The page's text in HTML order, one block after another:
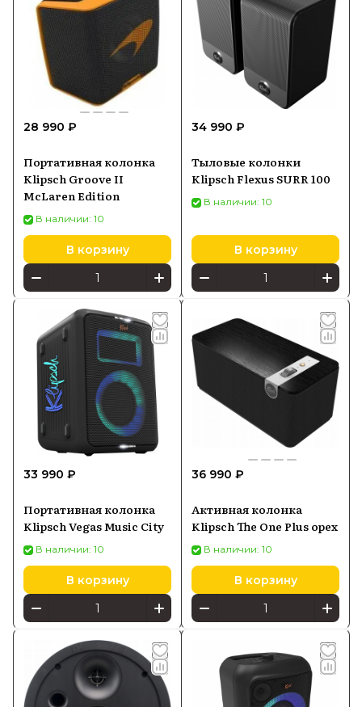
28 990 ₽
Портативная колонка
Klipsch Groove II
McLaren Edition
В наличии: 10
В корзину
34 990 ₽
Тыловые колонки
Klipsch Flexus SURR 100
В наличии: 10
В корзину
33 990 ₽
Портативная колонка
Klipsch Vegas Music City
В наличии: 10
В корзину
36 990 ₽
Активная колонка
Klipsch The One Plus орех
В наличии: 10
В корзину